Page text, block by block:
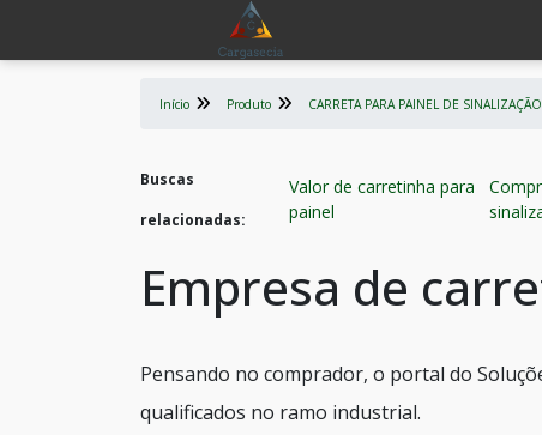
Início Produto CARRETA PARA PAINEL DE SINALIZAÇÃO
Buscas
relacionadas:
Valor de carretinha para
painel
Empresa de
Pensando no comprador, o portal do
qualificados no ramo industrial.